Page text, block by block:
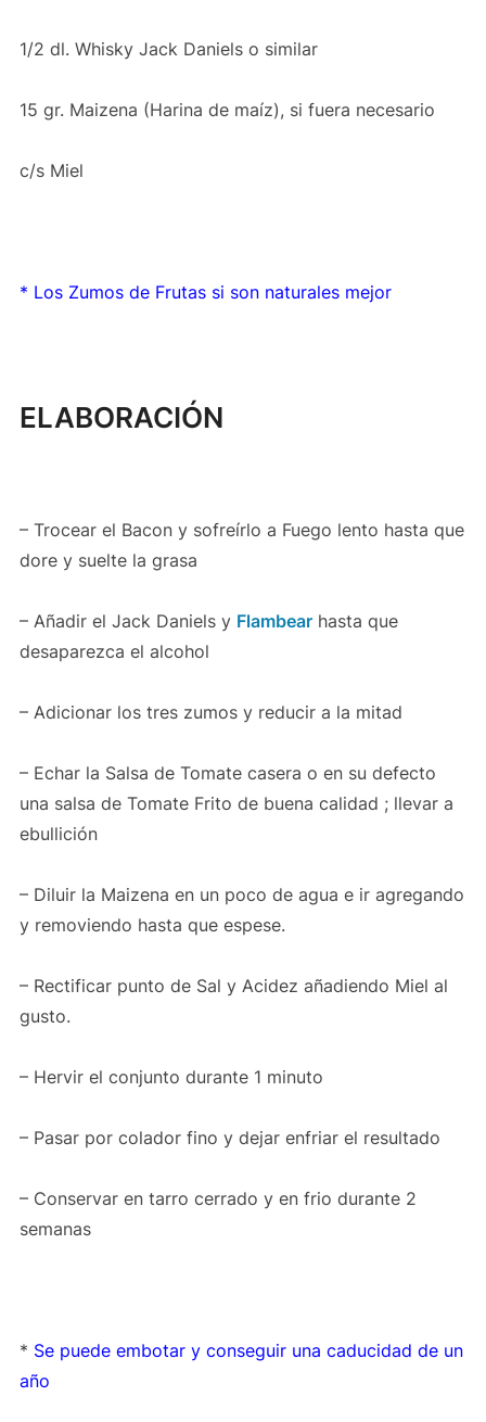
1/2 dl. Whisky Jack Daniels o similar
15 gr. Maizena (Harina de maíz), si fuera necesario
c/s Miel
* Los Zumos de Frutas si son naturales mejor
ELABORACIÓN
– Trocear el Bacon y sofreírlo a Fuego lento hasta que
dore y suelte la grasa
– Añadir el Jack Daniels y Flambearhasta que
desaparezca el alcohol
– Adicionar los tres zumos y reducir a la mitad
– Echar la Salsa de Tomate casera o en su defecto
una salsa de Tomate Frito de buena calidad ; llevar a
ebullición
– Diluir la Maizena en un poco de agua e ir agregando
y removiendo hasta que espese.
– Rectificar punto de Sal y Acidez añadiendo Miel al
gusto.
– Hervir el conjunto durante 1 minuto
– Pasar por colador fino y dejar enfriar el resultado
– Conservar en tarro cerrado y en frio durante 2
semanas
* Se puede embotar y conseguir una caducidad de un
año